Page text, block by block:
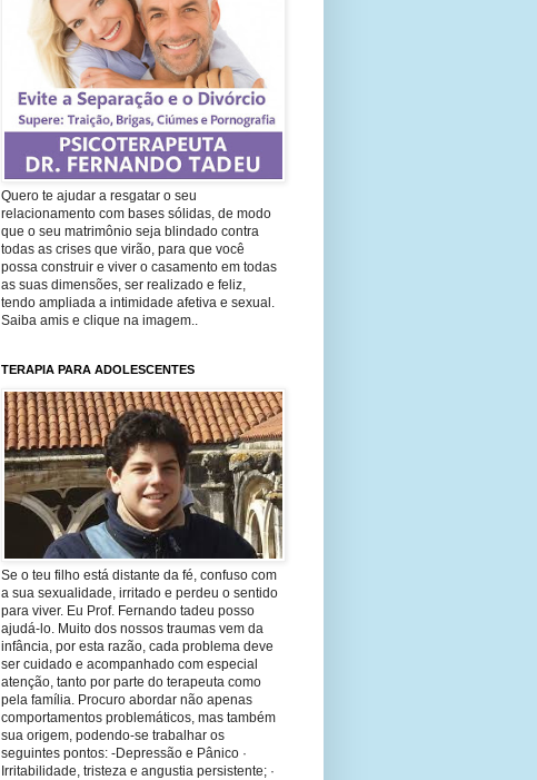
Quero te ajudar a resgatar o seu
relacionamento com bases sólidas, de modo
que o seu matrimônio seja blindado contra
todas as crises que virão, para que você
possa construir e viver o casamento em todas
as suas dimensões, ser realizado e feliz,
tendo ampliada a intimidade afetiva e sexual.
Saiba amis e clique na imagem..
TERAPIA PARA ADOLESCENTES
Se o teu filho está distante da fé, confuso com
a sua sexualidade, irritado e perdeu o sentido
para viver. Eu Prof. Fernando tadeu posso
ajudá-lo. Muito dos nossos traumas vem da
infância, por esta razão, cada problema deve
ser cuidado e acompanhado com especial
atenção, tanto por parte do terapeuta como
pela família. Procuro abordar não apenas
comportamentos problemáticos, mas também
sua origem, podendo-se trabalhar os
seguintes pontos: -Depressão e Pânico ·
Irritabilidade, tristeza e angustia persistente; ·